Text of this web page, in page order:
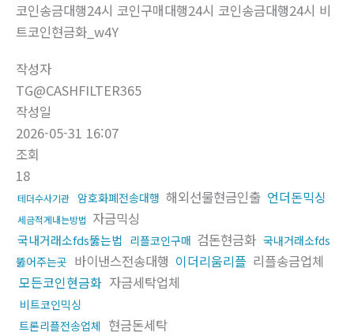
코인송금대행24시 코인구매대행24시 코인송금대행24시 비
트코인현금화_w4Y
작성자
TG@CASHFILTER365
작성일
2026-05-31 16:07
조회
18
테더수사기관 암호화폐전송대행 해외선물현금인출 언더돈믹싱
세금적게내는방법 자금믹싱
국내거래소fds뚫는법 리플코인구매 검돈현금화 국내거래소fds
뚫어주는곳 바이낸스전송대행 이더리움리플 리플송금업체
모든코인현금화 자금세탁업체
비트코인믹싱
트론리플전송업체 현금돈세탁